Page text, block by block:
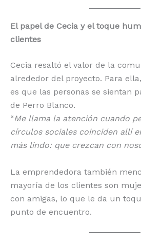
El papel de Cecia y el toque
clientes
Cecia resaltó el valor de la
alrededor del proyecto. Para
es que las personas se sientan
de Perro Blanco.
“Me llama la atención cuando
círculos sociales coinciden allí
más lindo: que crezcan con
La emprendedora también
mayoría de los clientes son
con amigas, lo que le da un
punto de encuentro.